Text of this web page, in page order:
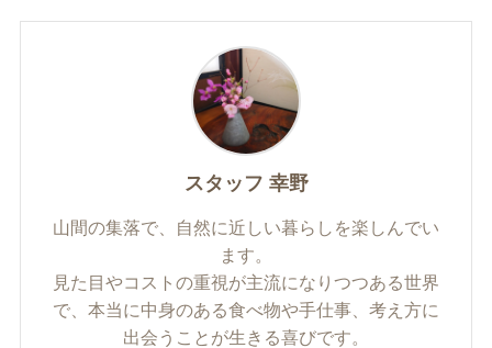
スタッフ 幸野
山間の集落で、自然に近しい暮らしを楽しんでい
ます。
見た目やコストの重視が主流になりつつある世界
で、本当に中身のある食べ物や手仕事、考え方に
出会うことが生きる喜びです。